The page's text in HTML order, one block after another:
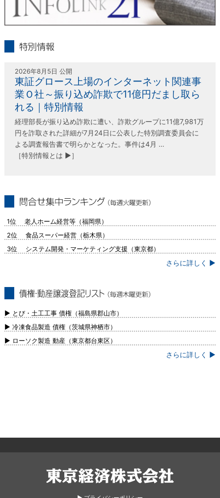
2026年8月5日 公開
東証グロース上場のインターネット関連事
業Ｏ社～振り込め詐欺で11億円だまし取ら
れる｜特別情報
経理部長が振り込め詐欺に遭い、詐欺グループに11億7,981万
円を詐取された詳細が7月24日に公表した特別調査委員会に
よる調査報告書で明らかとなった。事件は4月 …
［特別情報とは ▶］
1位 老人ホーム経営等（福岡県）
2位 食品スーパー経営（栃木県）
3位 システム開発・マーケティング支援（東京都）
さらに詳しく ▶
新）
▶ とび・土工工事 債権（福島県郡山市）
▶ 冷凍食品製造 債権（茨城県神栖市）
▶ ローソク製造 動産（東京都台東区）
さらに詳しく ▶